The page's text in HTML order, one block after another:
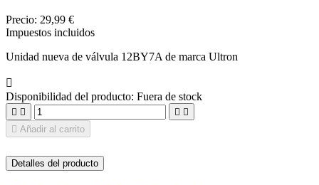
Precio: 29,99 €
Impuestos incluidos
Unidad nueva de válvula 12BY7A de marca Ultron

Disponibilidad del producto: Fuera de stock
   
 Añadir al carrito
Detalles del producto